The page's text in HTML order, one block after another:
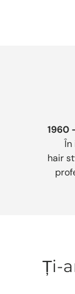
1960
În
hair
Ți-